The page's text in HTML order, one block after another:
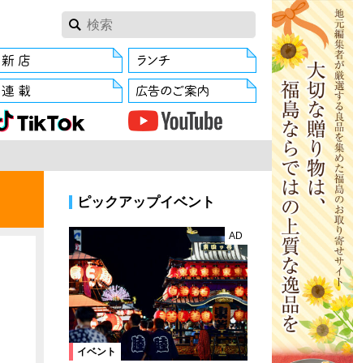
ピックアップイベント
イベント
AD